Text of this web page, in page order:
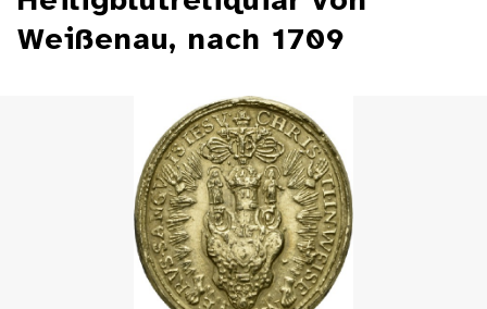
Weißenau, nach 1709